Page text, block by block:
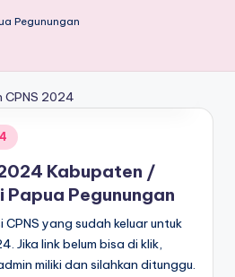
Pegunungan
Kabupaten /
Papua Pegunungan
yang sudah keluar untuk
Jika link belum bisa di klik,
miliki dan silahkan ditunggu.